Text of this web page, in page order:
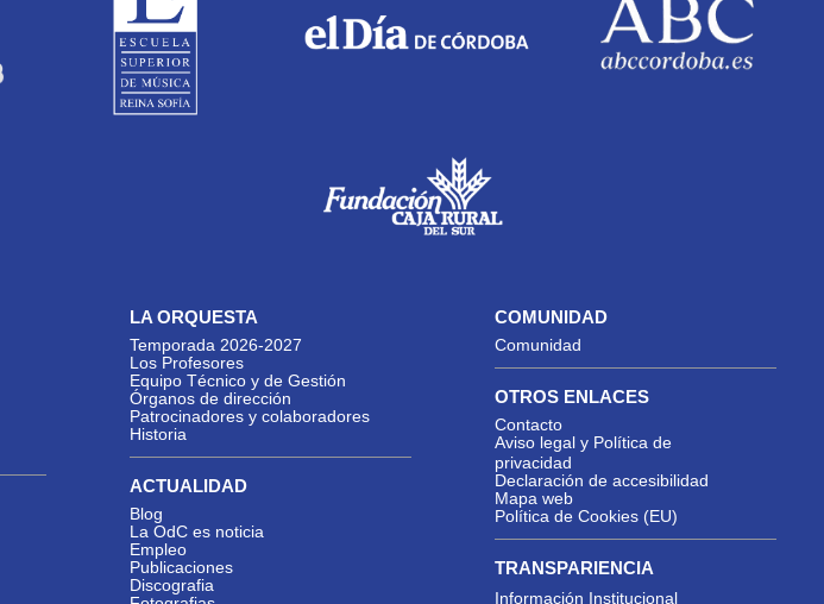
LA ORQUESTA
Temporada 2026-2027
Los Profesores
Equipo Técnico y de Gestión
Órganos de dirección
Patrocinadores y colaboradores
Historia
ACTUALIDAD
Blog
La OdC es noticia
Empleo
Publicaciones
Discografia
COMUNIDAD
Comunidad
OTROS ENLACES
Contacto
Aviso legal y Política de
privacidad
Declaración de accesibilidad
Mapa web
Política de Cookies (EU)
TRANSPARIENCIA
Información Institucional